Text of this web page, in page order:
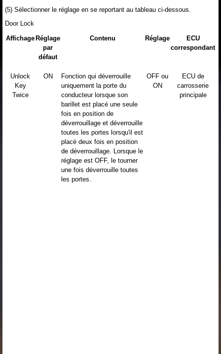
(5) Sélectionner le réglage en se reportant au tableau ci-dessous.
Door Lock
AffichageRéglage
par
défaut
Contenu Réglage
ECU
correspondant
Unlock
Key
Twice
ON
Fonction qui déverrouille
uniquement la porte du
conducteur lorsque son
barillet est placé une seule
fois en position de
déverrouillage et déverrouille
toutes les portes lorsqu'il est
placé deux fois en position
de déverrouillage. Lorsque le
réglage est OFF, le tourner
une fois déverrouille toutes
les portes.
OFF ou
ON
ECU de
carrosserie
principale